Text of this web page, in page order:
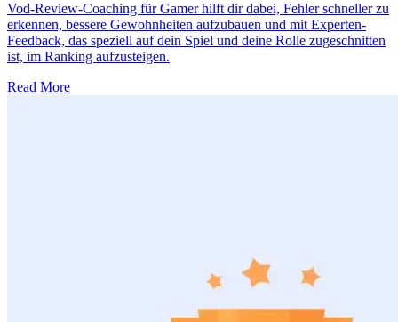
Vod-Review-Coaching für Gamer hilft dir dabei, Fehler schneller zu
erkennen, bessere Gewohnheiten aufzubauen und mit Experten-
Feedback, das speziell auf dein Spiel und deine Rolle zugeschnitten
ist, im Ranking aufzusteigen.
Read More